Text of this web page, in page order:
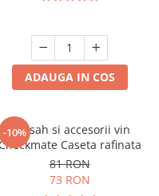
ADAUGA IN COS
-10%
Set sah si accesorii vin
Checkmate Caseta rafinata
81 RON
73 RON